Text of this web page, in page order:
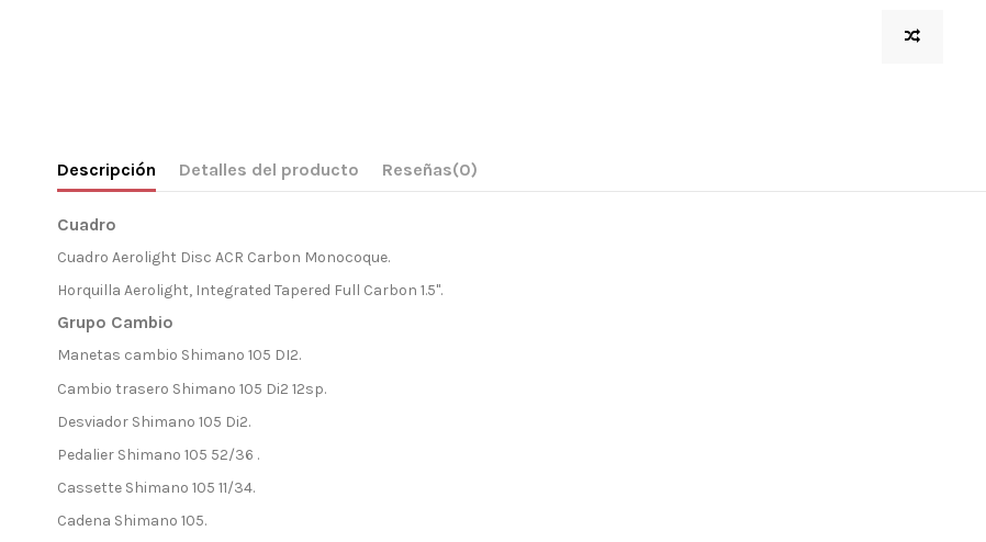
Descripción Detalles del producto Reseñas(0)
Cuadro
Cuadro Aerolight Disc ACR Carbon Monocoque.
Horquilla Aerolight, Integrated Tapered Full Carbon 1.5".
Grupo Cambio
Manetas cambio Shimano 105 DI2.
Cambio trasero Shimano 105 Di2 12sp.
Desviador Shimano 105 Di2.
Pedalier Shimano 105 52/36 .
Cassette Shimano 105 11/34.
Cadena Shimano 105.